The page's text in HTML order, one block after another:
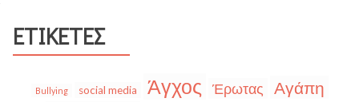
ΕΤΙΚΈΤΕΣ
Bullying social media Άγχος Έρωτας Αγάπη